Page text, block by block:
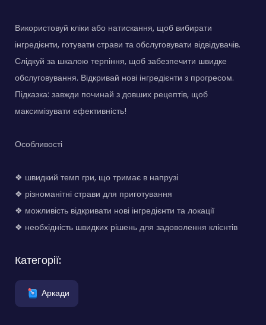
Використовуй кліки або натискання, щоб вибирати
інгредієнти, готувати страви та обслуговувати відвідувачів.
Слідкуй за шкалою терпіння, щоб забезпечити швидке
обслуговування. Відкривай нові інгредієнти з прогресом.
Підказка: завжди починай з довших рецептів, щоб
максимізувати ефективність!
Особливості
❖ швидкий темп гри, що тримає в напрузі
❖ різноманітні страви для приготування
❖ можливість відкривати нові інгредієнти та локації
❖ необхідність швидких рішень для задоволення клієнтів
Категорії:
Аркади